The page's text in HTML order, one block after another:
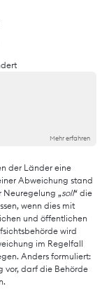
Mehr erfahren
der Länder eine
Abweichung stand
Neuregelung „soll“ die
wenn dies mit
und öffentlichen
wird
im Regelfall
Anders formuliert:
vor, darf die Behörde